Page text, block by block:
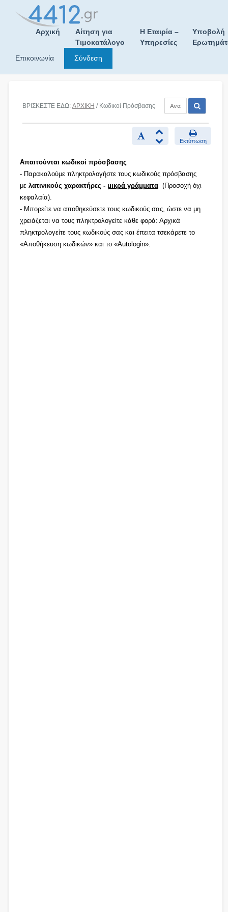
Αρχική
Αίτηση για
Τιμοκατάλογο
Η Εταιρία –
Υπηρεσίες
Υποβολή
Επικοινωνία
Σύνδεση
ΒΡΙΣΚΕΣΤΕ ΕΔΩ: ΑΡΧΙΚΗ / Κωδικοί Πρόσβασης
Εκτύπωση
Απαιτούνται κωδικοί πρόσβασης
- Παρακαλούμε πληκτρολογήστε τους κωδικούς πρόσβασης
με λατινικούς χαρακτήρες - μικρά γράμματα(Προσοχή όχι
κεφαλαία).
- Μπορείτε να αποθηκεύσετε τους κωδικούς σας, ώστε να μη
χρειάζεται να τους πληκτρολογείτε κάθε φορά: Αρχικά
πληκτρολογείτε τους κωδικούς σας και έπειτα τσεκάρετε το
«Αποθήκευση κωδικών» και το «Autologin».